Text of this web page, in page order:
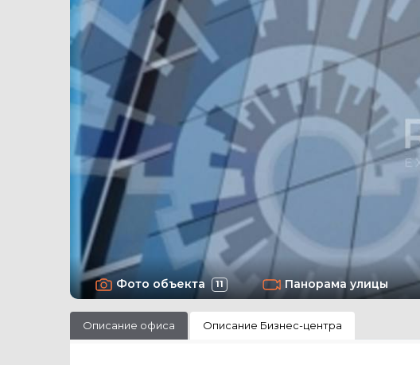
Фото объекта 11 Панорама улицы
Описание офиса Описание Бизнес-центра